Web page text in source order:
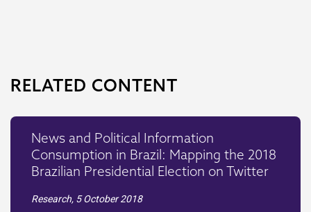
RELATED CONTENT
News and Political Information
Consumption in Brazil: Mapping the 2018
Brazilian Presidential Election on Twitter
Research, 5 October 2018